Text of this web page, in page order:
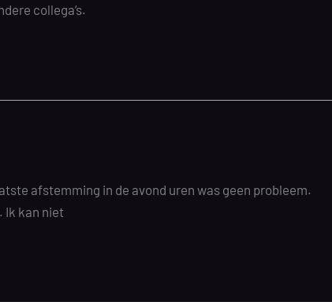
collega’s.
afstemming in de avond uren was geen probleem.
Ik kan niet